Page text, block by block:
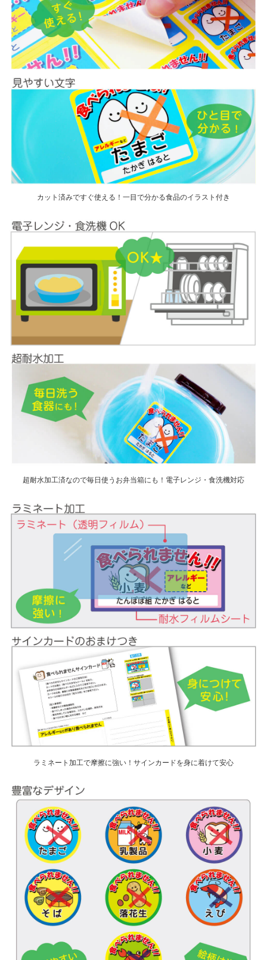
カット済みですぐ使える！一目で分かる食品のイラスト付き
超耐水加工済なので毎日使うお弁当箱にも！電子レンジ・食洗機対応
ラミネート加工で摩擦に強い！サインカードを身に着けて安心